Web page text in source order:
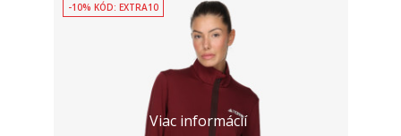
Viac informácií
-10% KÓD: EXTRA10